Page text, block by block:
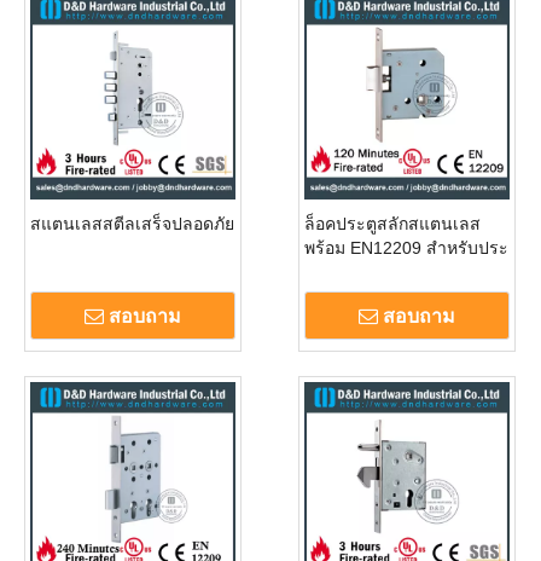
สแตนเลสสตีลเสร็จปลอดภัย
สอบถาม
ล็อคประตูสลักสแตนเลส
พร้อม EN12209 สำหรับประ
สอบถาม